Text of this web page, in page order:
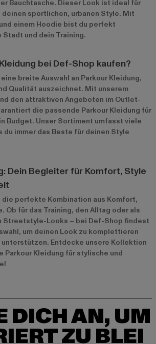
Bauchtasche. Dieser Look ist ideal für
sportlichen, urbanen Style. Mit
einem Hoodie bist du perfekt
und dein Training.
bei Def-Shop kaufen?
breite Auswahl an Parkour Kleidung,
Qualität auszeichnet. Mit unserem
den attraktiven Angeboten im Outlet-
die passende Parkour Kleidung für
Budget. Unser Sortiment umfasst viele
du immer das Beste für deinen Style
Dein Begleiter für Komfort, Style
die perfekte Kombination aus Komfort,
Ob für das Training, den Alltag oder als
Streetstyle-Looks – bei Def-Shop findest
um deinen Look zu komplettieren
unterstützen. Entdecke unsere Kollektion
Parkour Kleidung für stylische und
DICH AN, UM
ZU BLEI